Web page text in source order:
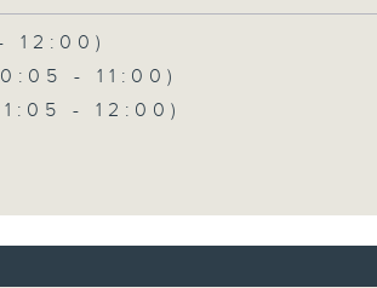
12:00)
- 11:00)
- 12:00)